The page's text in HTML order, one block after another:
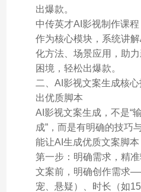
出爆款。
中传英才AI影视制作课
作为核心模块，系统讲
化方法、场景应用，助力
困境，轻松出爆款。
二、AI影视文案生成核
出优质脚本
AI影视文案生成，不是“
成”，而是有明确的技巧
能让AI生成优质文案脚本
第一步：明确需求，精
文案前，明确创作需求
宠、悬疑）、时长（如